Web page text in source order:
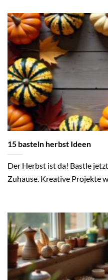
15 basteln herbst Ideen
Der Herbst ist da! Bastle
Zuhause. Kreative Projekte